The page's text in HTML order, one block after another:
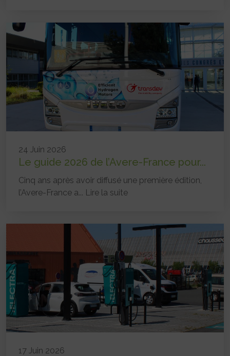
24 Juin 2026
Le guide 2026 de l’Avere-France pour...
Cinq ans après avoir diffusé une première édition,
l’Avere-France a... Lire la suite
17 Juin 2026